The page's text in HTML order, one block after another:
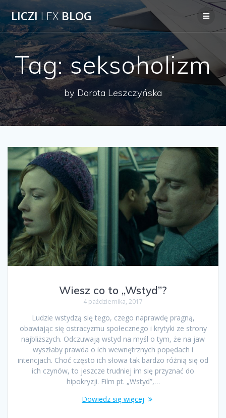
Przejdź
do
treści
LICZILEX BLOG
Tag:seksoholizm
by Dorota Leszczyńska
Wiesz co to „Wstyd”?
4 października, 2017
Ludzie wstydzą się tego, czego naprawdę pragną,
obawiając się ostracyzmu społecznego i krytyki ze strony
najbliższych. Odczuwają wstyd na myśl o tym, że na jaw
wyszłaby prawda o ich wewnętrznych popędach i
intencjach. Choć często ich słowa tak bardzo różnią się od
ich czynów, to jeszcze trudniej im się przyznać do
hipokryzji. Film pt. „Wstyd”,…
Dowiedz się więcej